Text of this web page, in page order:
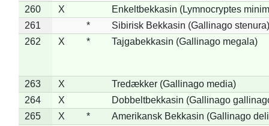
260
X
Enkeltbekkasin (Lymnocryptes
261
*
Sibirisk Bekkasin (Gallinago stenura)
262
X * Tajgabekkasin (Gallinago megala)
263 X
Tredækker (Gallinago media)
264
X
Dobbeltbekkasin (Gallinago
265
X *
Amerikansk Bekkasin (Gallinago